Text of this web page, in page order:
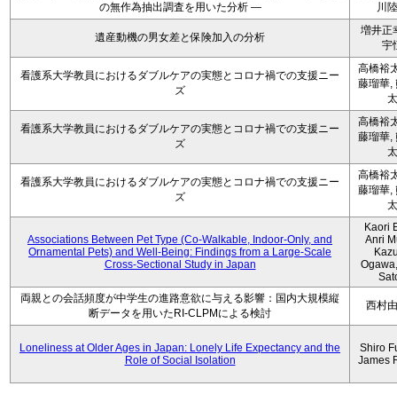
の無作為抽出調査を用いた分析 ―
川
遺産動機の男女差と保険加入の分析
増井正
宇
看護系大学教員におけるダブルケアの実態とコロナ禍での支援ニー
ズ
高橋裕
藤瑠華,
太
看護系大学教員におけるダブルケアの実態とコロナ禍での支援ニー
ズ
高橋裕
藤瑠華,
太
看護系大学教員におけるダブルケアの実態とコロナ禍での支援ニー
ズ
高橋裕
藤瑠華,
太
Associations Between Pet Type (Co-Walkable, Indoor-Only, and
Ornamental Pets) and Well-Being: Findings from a Large-Scale
Cross-Sectional Study in Japan
Kaori
Anri
両親との会話頻度が中学生の進路意欲に与える影響：国内大規模縦
断データを用いたRI-CLPMによる検討
西村
Loneliness at Older Ages in Japan: Lonely Life Expectancy and the
Role of Social Isolation
Shiro
James